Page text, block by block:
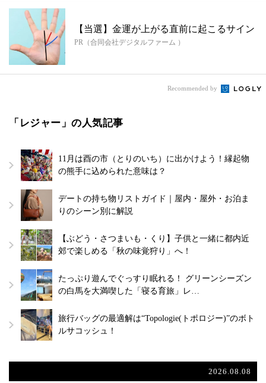
【当選】金運が上がる直前に起こるサイン
PR（合同会社デジタルファーム ）
Recommended by
「レジャー」の人気記事
11月は酉の市（とりのいち）に出かけよう！縁起物
の熊手に込められた意味は？
デートの持ち物リストガイド｜屋内・屋外・お泊ま
りのシーン別に解説
【ぶどう・さつまいも・くり】子供と一緒に都内近
郊で楽しめる「秋の味覚狩り」へ！
たっぷり遊んでぐっすり眠れる！ グリーンシーズン
の白馬を大満喫した「寝る育旅」レ…
旅行バッグの最適解は“Topologie(トポロジー)”のボト
ルサコッシュ！
2026.08.08